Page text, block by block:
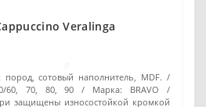
Veralinga
пород, сотовый наполнитель, MDF.
60, 70, 80, 90 Марка:
BRAVO
защищены износостойкой кромкой